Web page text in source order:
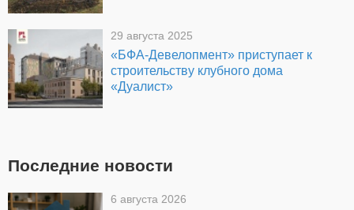
29 августа 2025
«БФА-Девелопмент» приступает к
строительству клубного дома
«Дуалист»
Последние новости
6 августа 2026